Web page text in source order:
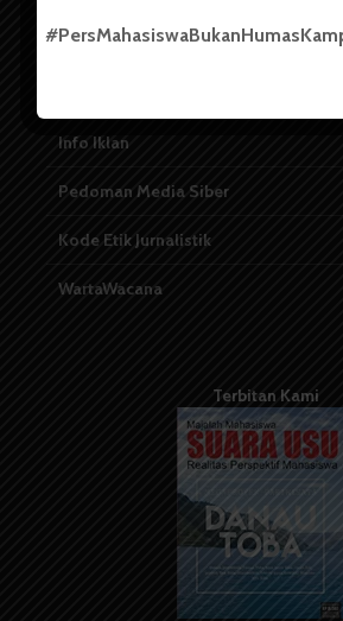
Tentang Kami
Info Iklan
Pedoman Media Siber
Kode Etik Jurnalistik
WartaWacana
Terbitan Kami